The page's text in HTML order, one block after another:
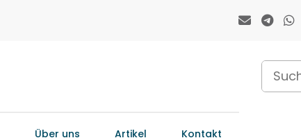
Über uns Artikel Kontakt